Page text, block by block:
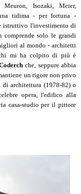
Isozaki, Meier,
tidima - per fortuna -
istruttivo l'investimento di
comprende solo le grandi
al mondo - architetti
mi ha colpito di più è
che, seppure abbia
un rigore non privo
di architettura (1978-82) o
opera, l'edifico alla
casa-studio per il pittore